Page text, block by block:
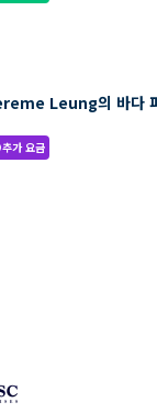
Leung의 바다
추가 요금